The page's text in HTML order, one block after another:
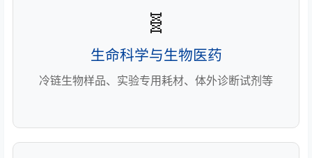
🧬
生命科学与生物医药
冷链生物样品、实验专用耗材、体外诊断试剂等